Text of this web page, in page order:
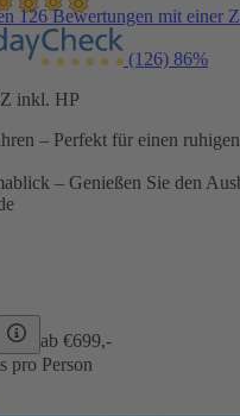
126 Bewertungen mit einer
(126) 86%
inkl. HP
– Perfekt für einen
– Genießen Sie den
ab €699,-
pro Person